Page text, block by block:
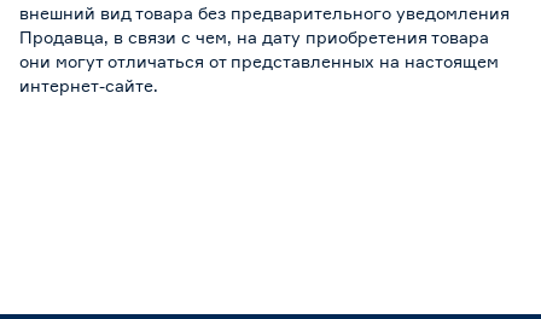
внешний вид товара без предварительного уведомления
Продавца, в связи с чем, на дату приобретения товара
они могут отличаться от представленных на настоящем
интернет-сайте.